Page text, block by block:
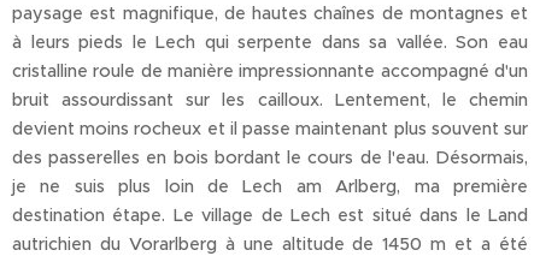
paysage est magnifique, de hautes chaînes de montagnes et
à leurs pieds le Lech qui serpente dans sa vallée. Son eau
cristalline roule de manière impressionnante accompagné d'un
bruit assourdissant sur les cailloux. Lentement, le chemin
devient moins rocheux et il passe maintenant plus souvent sur
des passerelles en bois bordant le cours de l'eau. Désormais,
je ne suis plus loin de Lech am Arlberg, ma première
destination étape. Le village de Lech est situé dans le Land
autrichien du Vorarlberg à une altitude de 1450 m et a été